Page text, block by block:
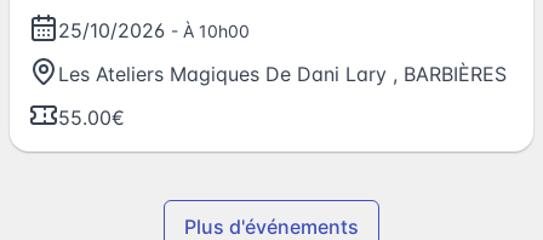
25/10/2026 - À 10h00
Les Ateliers Magiques De Dani Lary , BARBIÈRES
55.00€
Plus d'événements